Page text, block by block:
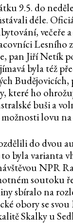
9.5. do
déle.
Lesního
pan Jiří Netík
byla též
které ho
buši a
lovu na
do dvou
byla varianta
NPR
soutoku
sbíralo na
obory se
Skalky u